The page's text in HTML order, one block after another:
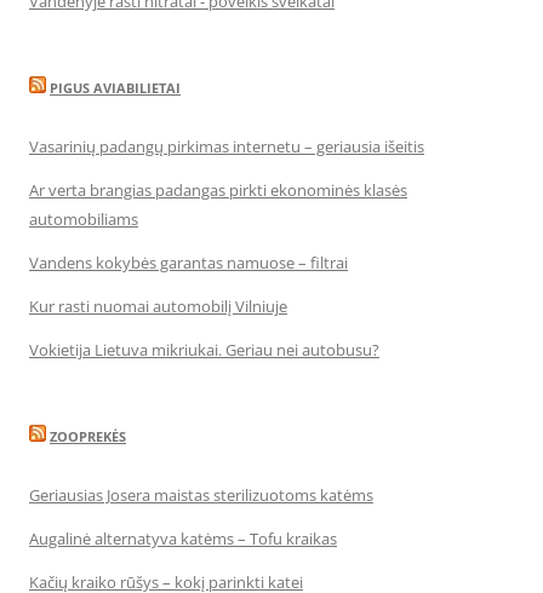
PIGUS AVIABILIETAI
Vasarinių padangų pirkimas internetu – geriausia išeitis
Ar verta brangias padangas pirkti ekonominės klasės
automobiliams
Vandens kokybės garantas namuose – filtrai
Kur rasti nuomai automobilį Vilniuje
Vokietija Lietuva mikriukai. Geriau nei autobusu?
ZOOPREKĖS
Geriausias Josera maistas sterilizuotoms katėms
Augalinė alternatyva katėms – Tofu kraikas
Kačių kraiko rūšys – kokį parinkti katei